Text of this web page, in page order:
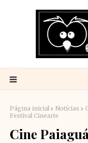
Página inicial Notícias
Festival Cinearte
Cine